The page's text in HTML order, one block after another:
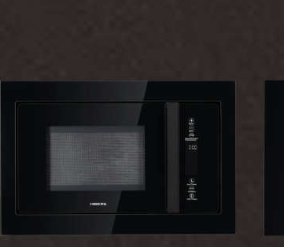
Показать ещё